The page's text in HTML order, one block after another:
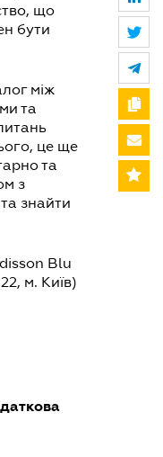
що
бути
між
та
це ще
та
з
знайти
Blu
м. Київ)